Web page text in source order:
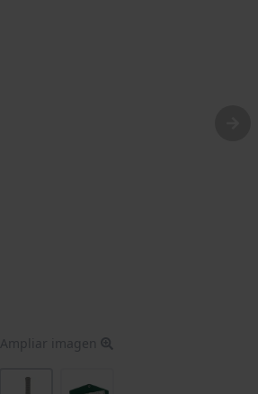
Ampliar imagen